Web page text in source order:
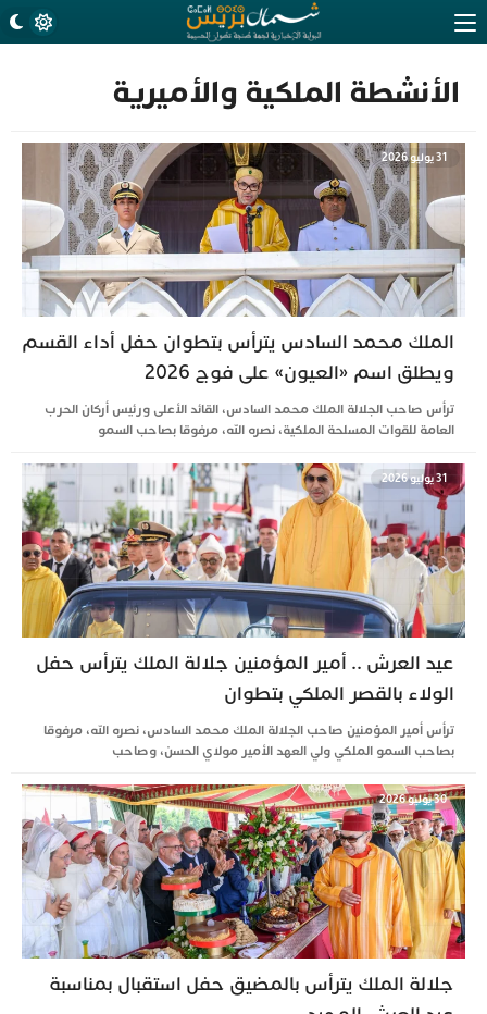
الأنشطة الملكية والأميرية
الملك محمد السادس يترأس بتطوان حفل أداء القسم
ويطلق اسم «العيون» على فوج 2026
ترأس صاحب الجلالة الملك محمد السادس، القائد الأعلى ورئيس أركان الحرب
العامة للقوات المسلحة الملكية، نصره الله، مرفوقا بصاحب السمو
عيد العرش .. أمير المؤمنين جلالة الملك يترأس حفل
الولاء بالقصر الملكي بتطوان
ترأس أمير المؤمنين صاحب الجلالة الملك محمد السادس، نصره الله، مرفوقا
بصاحب السمو الملكي ولي العهد الأمير مولاي الحسن، وصاحب
30 يوليو 2026
جلالة الملك يترأس بالمضيق حفل استقبال بمناسبة